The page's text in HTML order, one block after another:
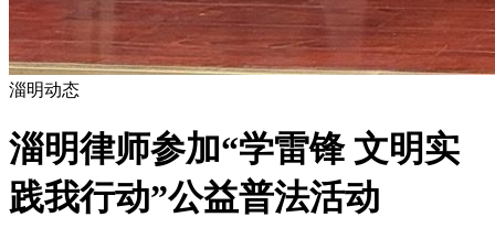
淄明动态
淄明律师参加“学雷锋 文明实
践我行动”公益普法活动